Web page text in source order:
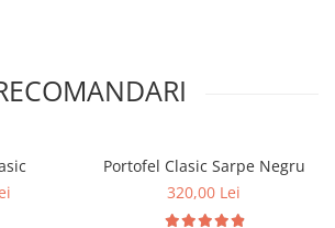
Portofel Clasic Sarpe Negru
320,00 Lei